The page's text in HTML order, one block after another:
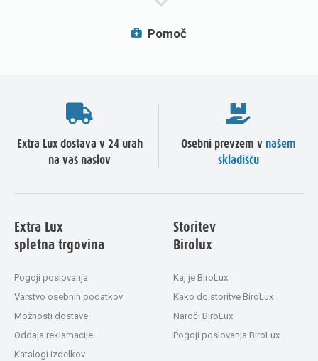
Pomoč
Extra Lux dostava v 24 urah
na vaš naslov
Osebni prevzem v našem
skladišču
Extra Lux
spletna trgovina
Pogoji poslovanja
Varstvo osebnih podatkov
Možnosti dostave
Oddaja reklamacije
Katalogi izdelkov
Storitev
Birolux
Kaj je BiroLux
Kako do storitve BiroLux
Naroči BiroLux
Pogoji poslovanja BiroLux